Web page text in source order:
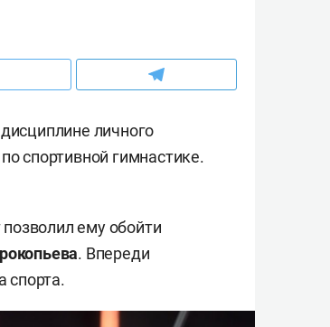
личного
спортивной гимнастике.
ему обойти
. Впереди
спорта.